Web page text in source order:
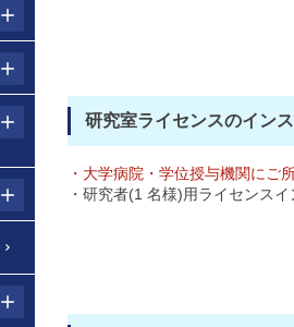
研究室ライセンスのイン
・大学病院・学位授与機関にご
・研究者(1 名様)用ライセンス